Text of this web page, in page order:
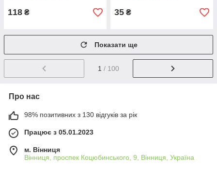
118 ₴ 35 ₴
Показати ще
1 / 100
Про нас
98% позитивних з 130 відгуків за рік
Працює з 05.01.2023
м. Вінниця
Вінниця, проспек Коцюбинського, 9, Вінниця, Україна